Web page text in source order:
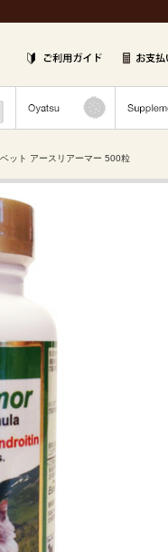
ット アースリアーマー 500粒